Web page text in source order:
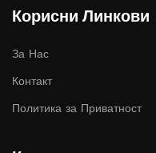
Корисни Линкови
За Нас
Контакт
Политика за Приватност